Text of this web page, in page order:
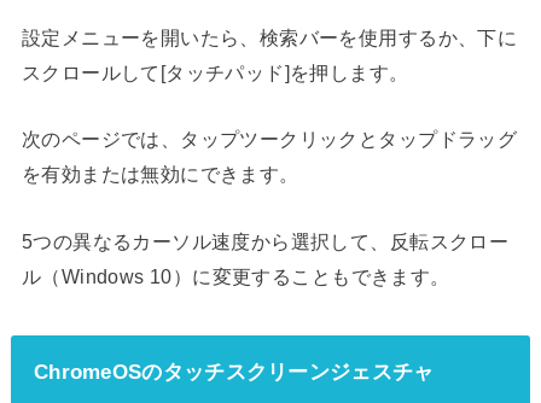
設定メニューを開いたら、検索バーを使用するか、下に
スクロールして[タッチパッド]を押します。
次のページでは、タップツークリックとタップドラッグ
を有効または無効にできます。
5つの異なるカーソル速度から選択して、反転スクロー
ル（Windows 10）に変更することもできます。
ChromeOSのタッチスクリーンジェスチャ